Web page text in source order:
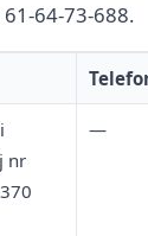
64-73-688.
nr
—